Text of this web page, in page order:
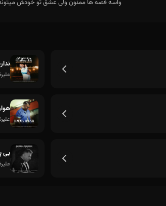
هرجام باشی پیدات میکنم
قلب من هرجا باشی همراه توئه
بی